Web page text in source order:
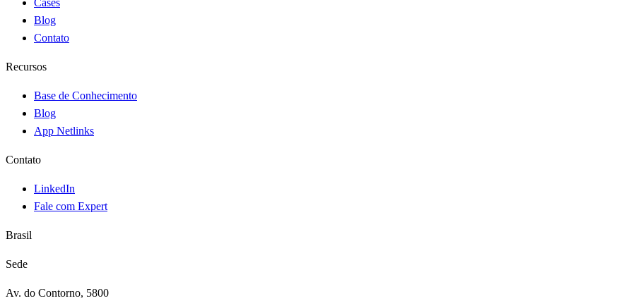
Cases
Blog
Contato
Recursos
Base de Conhecimento
Blog
App Netlinks
Contato
LinkedIn
Fale com Expert
Brasil
Sede
Av. do Contorno, 5800